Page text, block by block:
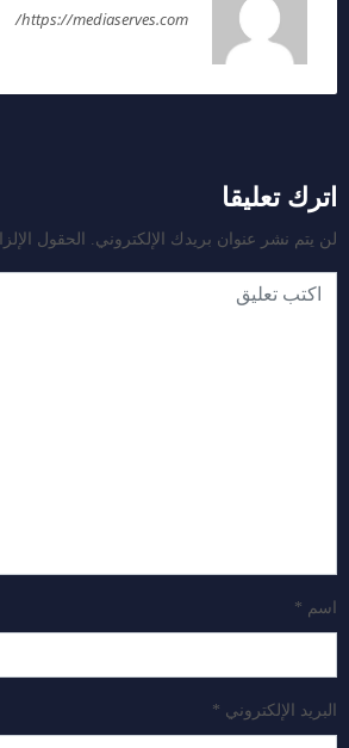
https://mediaserves.com/
اترك تعليقا
لن يتم نشر عنوان بريدك الإلكتروني. الحقول
اسم *
البريد الإلكتروني *